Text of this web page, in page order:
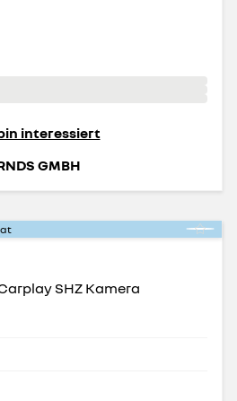
interessiert
GMBH
SHZ Kamera